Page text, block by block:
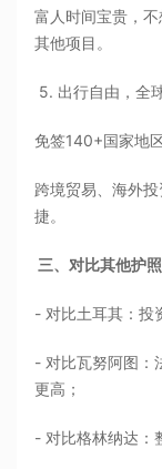
富人时间宝贵，
其他项目。
5. 出行自由，全
免签140+国家地
跨境贸易、海外
捷。
三、对比其他护
- 对比土耳其：投
- 对比瓦努阿图：
更高；
- 对比格林纳达：